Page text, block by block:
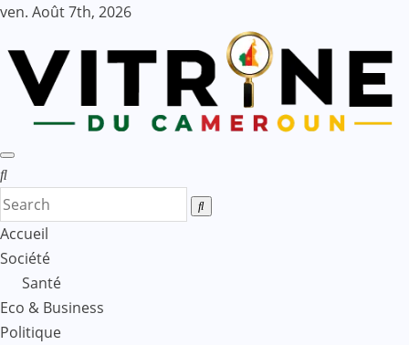
Skip
content
ven. Août 7th, 2026
Accueil
Société
Santé
Eco & Business
Politique